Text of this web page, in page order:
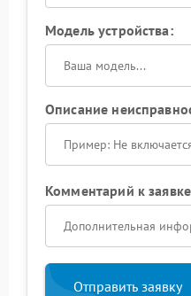
Модель устройства:
Описание
Комментарий к
Отправить заявку